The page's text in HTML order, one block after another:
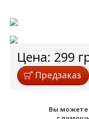
Цена: 299
Предзаказ
Вы можете